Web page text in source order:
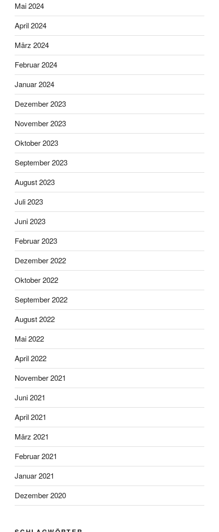
Mai 2024
April 2024
März 2024
Februar 2024
Januar 2024
Dezember 2023
November 2023
Oktober 2023
September 2023
August 2023
Juli 2023
Juni 2023
Februar 2023
Dezember 2022
Oktober 2022
September 2022
August 2022
Mai 2022
April 2022
November 2021
Juni 2021
April 2021
März 2021
Februar 2021
Januar 2021
Dezember 2020